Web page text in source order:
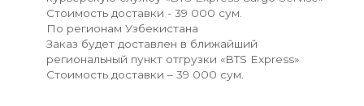
Стоимость доставки - 39 000 сум.
По регионам Узбекистана
Заказ будет доставлен в ближайший
региональный пункт отгрузки «BTS Express»
Стоимость доставки – 39 000 сум.